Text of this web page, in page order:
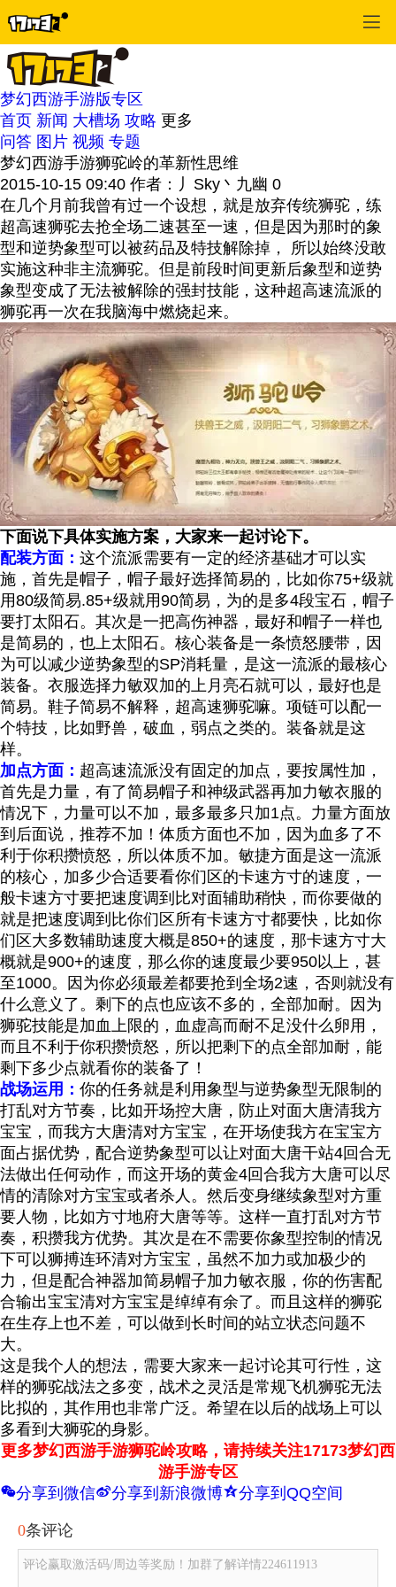
梦幻西游手游版专区
首页 新闻 大槽场 攻略 更多
问答 图片 视频 专题
梦幻西游手游狮驼岭的革新性思维
2015-10-15 09:40 作者：丿Sky丶九幽 0
在几个月前我曾有过一个设想，就是放弃传统狮驼，练
超高速狮驼去抢全场二速甚至一速，但是因为那时的象
型和逆势象型可以被药品及特技解除掉， 所以始终没敢
实施这种非主流狮驼。但是前段时间更新后象型和逆势
象型变成了无法被解除的强封技能，这种超高速流派的
狮驼再一次在我脑海中燃烧起来。
下面说下具体实施方案，大家来一起讨论下。
配装方面： 这个流派需要有一定的经济基础才可以实
施，首先是帽子，帽子最好选择简易的，比如你75+级就
用80级简易.85+级就用90简易，为的是多4段宝石，帽子
要打太阳石。其次是一把高伤神器，最好和帽子一样也
是简易的，也上太阳石。核心装备是一条愤怒腰带，因
为可以减少逆势象型的SP消耗量，是这一流派的最核心
装备。衣服选择力敏双加的上月亮石就可以，最好也是
简易。鞋子简易不解释，超高速狮驼嘛。项链可以配一
个特技，比如野兽，破血，弱点之类的。装备就是这
样。
加点方面： 超高速流派没有固定的加点，要按属性加，
首先是力量，有了简易帽子和神级武器再加力敏衣服的
情况下，力量可以不加，最多最多只加1点。力量方面放
到后面说，推荐不加！体质方面也不加，因为血多了不
利于你积攒愤怒，所以体质不加。敏捷方面是这一流派
的核心，加多少合适要看你们区的卡速方寸的速度，一
般卡速方寸要把速度调到比对面辅助稍快，而你要做的
就是把速度调到比你们区所有卡速方寸都要快，比如你
们区大多数辅助速度大概是850+的速度，那卡速方寸大
概就是900+的速度，那么你的速度最少要950以上，甚
至1000。因为你必须最差都要抢到全场2速，否则就没有
什么意义了。剩下的点也应该不多的，全部加耐。因为
狮驼技能是加血上限的，血虚高而耐不足没什么卵用，
而且不利于你积攒愤怒，所以把剩下的点全部加耐，能
剩下多少点就看你的装备了！
战场运用： 你的任务就是利用象型与逆势象型无限制的
打乱对方节奏，比如开场控大唐，防止对面大唐清我方
宝宝，而我方大唐清对方宝宝，在开场使我方在宝宝方
面占据优势，配合逆势象型可以让对面大唐干站4回合无
法做出任何动作，而这开场的黄金4回合我方大唐可以尽
情的清除对方宝宝或者杀人。然后变身继续象型对方重
要人物，比如方寸地府大唐等等。这样一直打乱对方节
奏，积攒我方优势。其次是在不需要你象型控制的情况
下可以狮搏连环清对方宝宝，虽然不加力或加极少的
力，但是配合神器加简易帽子加力敏衣服，你的伤害配
合输出宝宝清对方宝宝是绰绰有余了。而且这样的狮驼
在生存上也不差，可以做到长时间的站立状态问题不
大。
这是我个人的想法，需要大家来一起讨论其可行性，这
样的狮驼战法之多变，战术之灵活是常规飞机狮驼无法
比拟的，其作用也非常广泛。希望在以后的战场上可以
多看到大狮驼的身影。
更多梦幻西游手游狮驼岭攻略，请持续关注17173梦幻西
游手游专区
w分享到微信t分享到新浪微博z分享到QQ空间
0条评论
评论赢取激活码/周边等奖励！加群了解详情224611913